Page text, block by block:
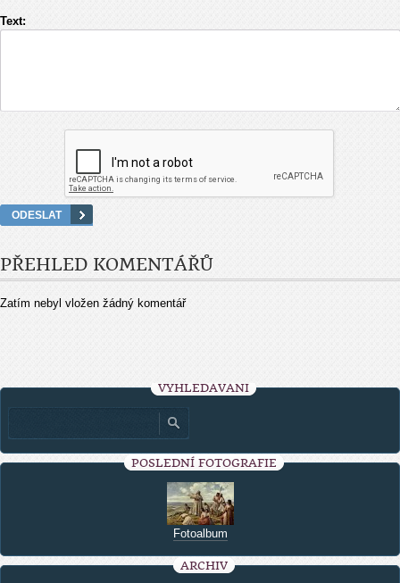
Text:
PŘEHLED KOMENTÁŘŮ
Zatím nebyl vložen žádný komentář
VYHLEDÁVÁNÍ
POSLEDNÍ FOTOGRAFIE
Fotoalbum
ARCHIV